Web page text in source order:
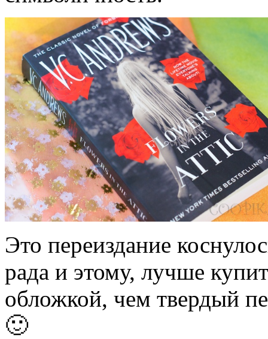
Это переиздание
рада и этому, лучше
обложкой, чем твердый
🙂